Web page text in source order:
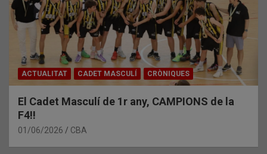
ACTUALITAT CADET MASCULÍ CRÒNIQUES
El Cadet Masculí de 1r any, CAMPIONS de la
F4!!
01/06/2026 CBA